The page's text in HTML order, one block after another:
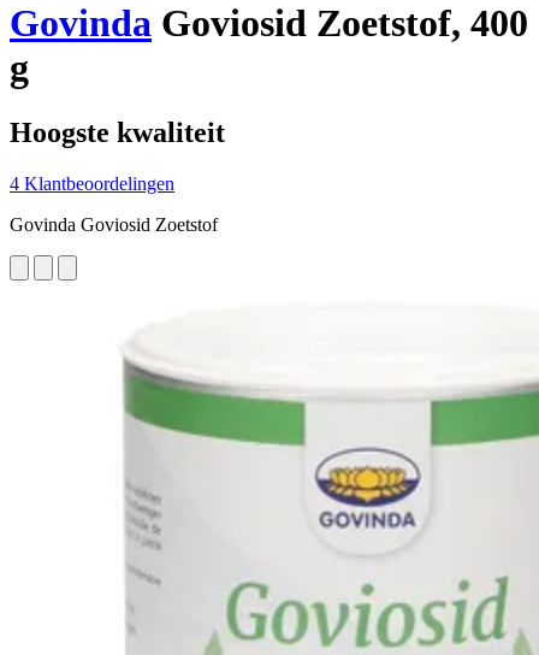
Govinda Goviosid Zoetstof, 400
g
Hoogste kwaliteit
4 Klantbeoordelingen
Govinda Goviosid Zoetstof